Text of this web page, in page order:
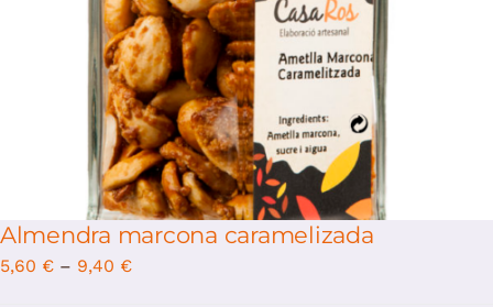
Almendra marcona caramelizada
5,60 € – 9,40 €